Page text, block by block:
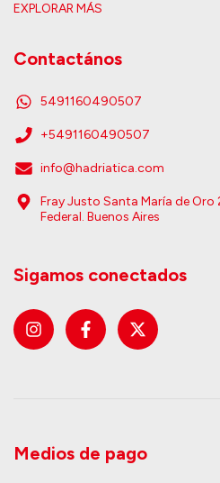
EXPLORAR MÁS
Contactános
5491160490507
+5491160490507
info@hadriatica.com
Fray Justo Santa María de Oro
Federal. Buenos Aires
Sigamos conectados
Medios de pago